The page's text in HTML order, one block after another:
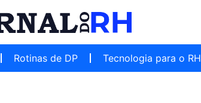
Rotinas de DP Tecnologia para o RH